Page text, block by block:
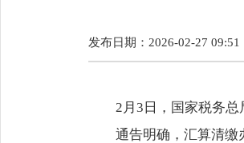
发布日期：2026-02-27 09:51
2月3日，国家税务
通告明确，汇算清缴